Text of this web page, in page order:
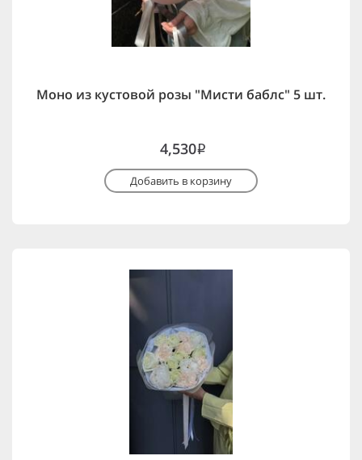
Моно из кустовой розы "Мисти баблс" 5 шт.
4,530i
Добавить в корзину